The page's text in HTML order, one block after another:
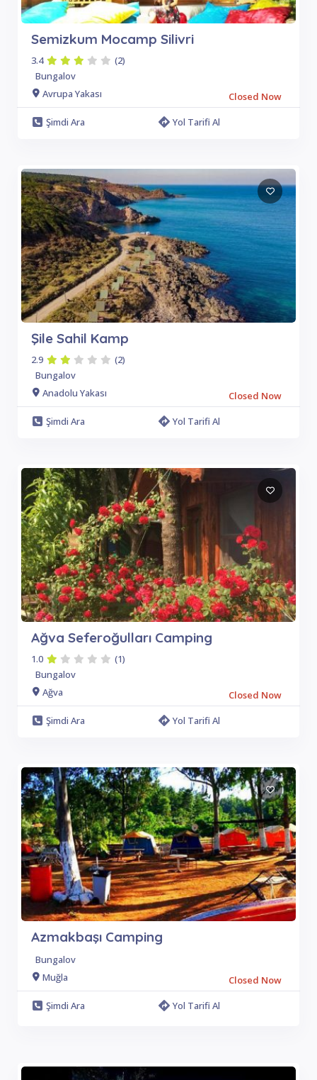
Semizkum Mocamp Silivri
3.4
(2)
Bungalov
Avrupa Yakası
Closed Now
Şimdi Ara
Yol Tarifi Al
Şile Sahil Kamp
2.9
(2)
Bungalov
Anadolu Yakası
Closed Now
Şimdi Ara
Yol Tarifi Al
Ağva Seferoğulları Camping
1.0
(1)
Bungalov
Ağva
Closed Now
Şimdi Ara
Yol Tarifi Al
Azmakbaşı Camping
Bungalov
Muğla
Closed Now
Şimdi Ara
Yol Tarifi Al